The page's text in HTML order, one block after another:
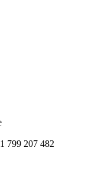
799 207 482